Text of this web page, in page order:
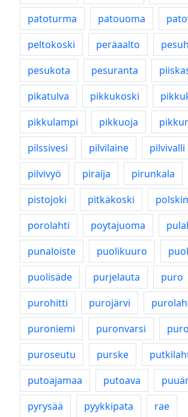
patoturma
patouoma
peltokoski
peräaalto
pesukota
pesuranta
pikatulva
pikkukoski
pikkulampi
pikkuoja
pilssivesi
pilvilaine
pilvivalli
pilvivyö
piraija pirunkala
pistojoki
pitkäkoski
porolahti
poytajuoma
punaloiste
puolikuuro
puolisäde
purjelauta
puro
purohitti
purojärvi
puroniemi
puronvarsi
puroseutu
purske
putoajamaa
putoava
pyrysää
pyykkipata
rae